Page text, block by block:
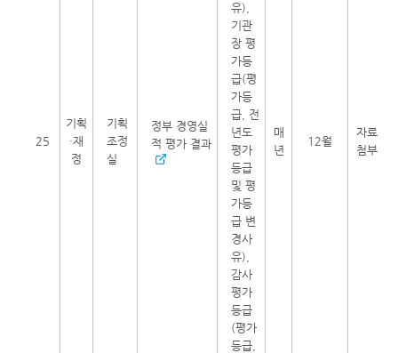
25
기획
·재
정
기획
조정
실
정부 경영실
적 평가 결과
유),
기관
장 평
가등
급(평
가등
급, 전
년도
평가
등급
및 평
가등
급 변
경사
유),
감사
평가
등급
(평가
등급,
매
년
12월
자료
첨부